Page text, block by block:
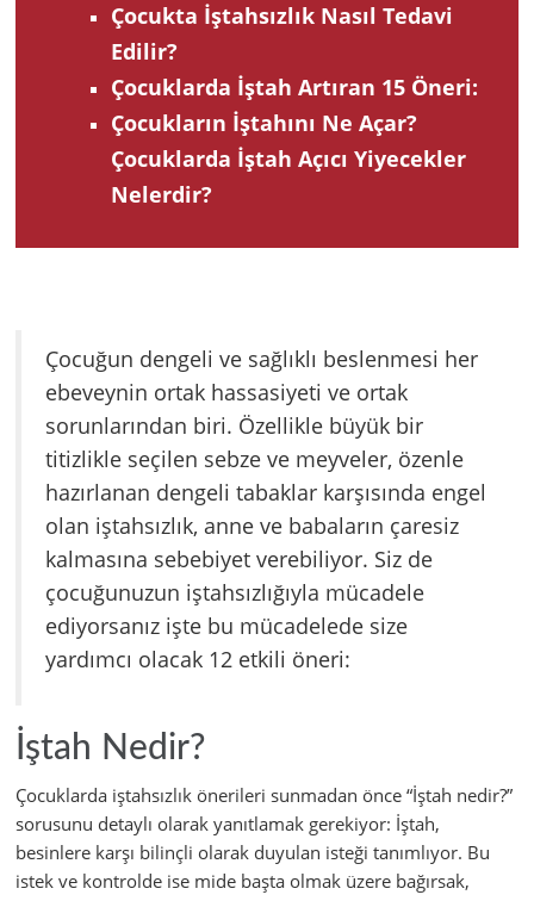
Çocukta İştahsızlık Nasıl Tedavi
Edilir?
Çocuklarda İştah Artıran 15 Öneri:
Çocukların İştahını Ne Açar?
Çocuklarda İştah Açıcı Yiyecekler
Nelerdir?
Çocuğun dengeli ve sağlıklı beslenmesi her
ebeveynin ortak hassasiyeti ve ortak
sorunlarından biri. Özellikle büyük bir
titizlikle seçilen sebze ve meyveler, özenle
hazırlanan dengeli tabaklar karşısında engel
olan iştahsızlık, anne ve babaların çaresiz
kalmasına sebebiyet verebiliyor. Siz de
çocuğunuzun iştahsızlığıyla mücadele
ediyorsanız işte bu mücadelede size
yardımcı olacak 12 etkili öneri:
İştah Nedir?
Çocuklarda iştahsızlık önerileri sunmadan önce “İştah nedir?”
sorusunu detaylı olarak yanıtlamak gerekiyor: İştah,
besinlere karşı bilinçli olarak duyulan isteği tanımlıyor. Bu
istek ve kontrolde ise mide başta olmak üzere bağırsak,